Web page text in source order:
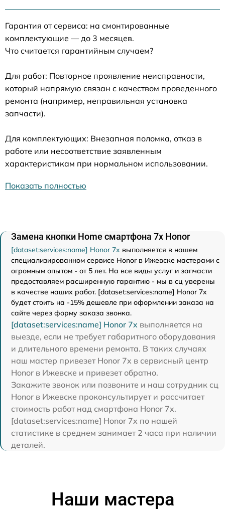
Гарантия от сервиса: на смонтированные
комплектующие — до 3 месяцев.
Что считается гарантийным случаем?
Для работ: Повторное проявление неисправности,
который напрямую связан с качеством проведенного
ремонта (например, неправильная установка
запчасти).
Для комплектующих: Внезапная поломка, отказ в
работе или несоответствие заявленным
характеристикам при нормальном использовании.
Показать полностью
Замена кнопки Home смартфона 7x Honor
[dataset:services:name] Honor 7x выполняется в нашем
специализированном сервисе Honor в Ижевске мастерами с
огромным опытом - от 5 лет. На все виды услуг и запчасти
предоставляем расширенную гарантию - мы в сц уверены
в качестве наших работ. [dataset:services:name] Honor 7x
будет стоить на -15% дешевле при оформлении заказа на
сайте через форму заказа звонка.
[dataset:services:name] Honor 7x выполняется на
выезде, если не требует габаритного оборудования
и длительного времени ремонта. В таких случаях
наш мастер привезет Honor 7x в сервисный центр
Honor в Ижевске и привезет обратно.
Закажите звонок или позвоните и наш сотрудник сц
Honor в Ижевске проконсультирует и рассчитает
стоимость работ над смартфона Honor 7x.
[dataset:services:name] Honor 7x по нашей
статистике в среднем занимает 2 часа при наличии
деталей.
Наши мастера